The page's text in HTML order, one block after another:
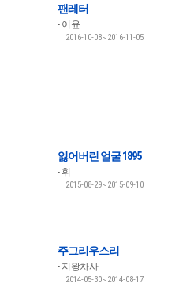
팬레터
이윤
2016-10-08~2016-11-05
잃어버린 얼굴 1895
휘
2015-08-29~2015-09-10
주그리우스리
지왕차사
2014-05-30~2014-08-17